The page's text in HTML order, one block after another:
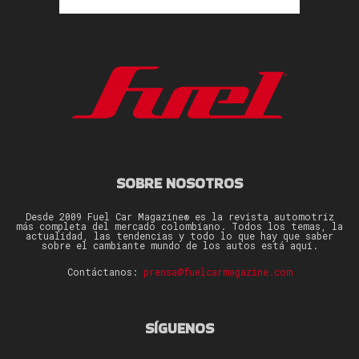
SOBRE NOSOTROS
Desde 2009 Fuel Car Magazine® es la revista automotriz
más completa del mercado colombiano. Todos los temas, la
actualidad, las tendencias y todo lo que hay que saber
sobre el cambiante mundo de los autos está aquí.
Contáctanos: prensa@fuelcarmagazine.com
SÍGUENOS